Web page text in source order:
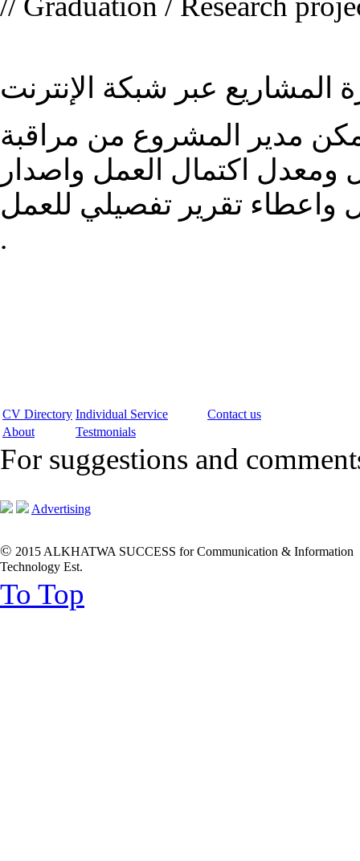
عبر شبكة الإنترنت
مدير المشروع من مراقبة
ومعدل اكتمال العمل واصدار
واعطاء تقرير تفصيلي للعمل
.
CV Directory Individual Service
Contact us
About
Testmonials
For suggestions and
Advertising
© 2015 ALKHATWA SUCCESS for Communication & Information
Technology Est.
To Top